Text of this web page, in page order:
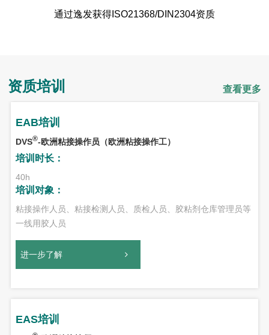
通过逸发获得ISO21368/DIN2304资质
资质培训 查看更多
EAB培训
DVS®-欧洲粘接操作员（欧洲粘接操作工）
培训时长：
40h
培训对象：
粘接操作人员、粘接检测人员、质检人员、胶粘剂仓库管理员等
一线用胶人员
进一步了解
EAS培训